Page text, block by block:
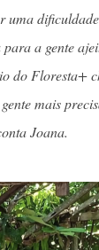
uma
a gente
do Floresta+
mais
Joana.